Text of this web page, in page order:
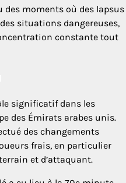
des moments où des lapsus
situations dangereuses,
constante tout
significatif dans les
des Émirats arabes unis.
des changements
frais, en particulier
et d’attaquant.